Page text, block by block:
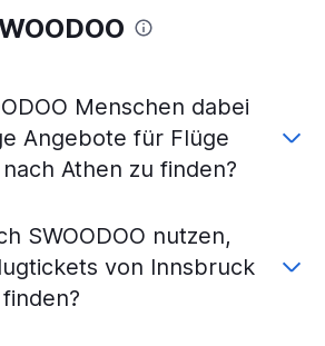
Menschen dabei
Angebote für Flüge
Athen zu finden?
SWOODOO nutzen,
von Innsbruck